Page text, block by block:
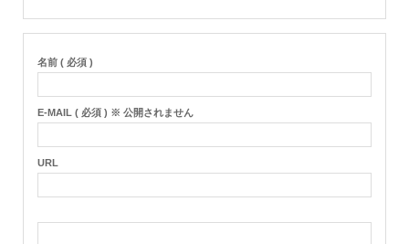
名前 ( 必須 )
E-MAIL ( 必須 ) ※ 公開されません
URL